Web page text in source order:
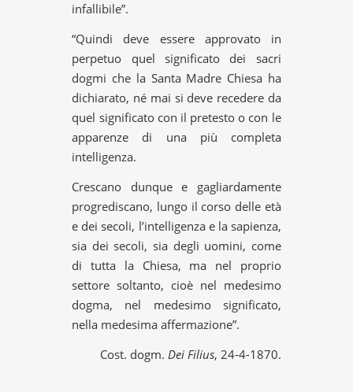
infallibile”.
“Quindi deve essere approvato in
perpetuo quel significato dei sacri
dogmi che la Santa Madre Chiesa ha
dichiarato, né mai si deve recedere da
quel significato con il pretesto o con le
apparenze di una più completa
intelligenza.
Crescano dunque e gagliardamente
progrediscano, lungo il corso delle età
e dei secoli, l’intelligenza e la sapienza,
sia dei secoli, sia degli uomini, come
di tutta la Chiesa, ma nel proprio
settore soltanto, cioè nel medesimo
dogma, nel medesimo significato,
nella medesima affermazione”.
Cost. dogm. Dei Filius, 24-4-1870.